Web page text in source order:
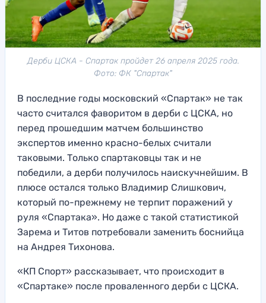
Дерби ЦСКА - Спартак пройдет 26 апреля 2025 года.
Фото: ФК "Спартак"
В последние годы московский «Спартак» не так
часто считался фаворитом в дерби с ЦСКА, но
перед прошедшим матчем большинство
экспертов именно красно-белых считали
таковыми. Только спартаковцы так и не
победили, а дерби получилось наискучнейшим. В
плюсе остался только Владимир Слишкович,
который по-прежнему не терпит поражений у
руля «Спартака». Но даже с такой статистикой
Зарема и Титов потребовали заменить боснийца
на Андрея Тихонова.
«КП Спорт» рассказывает, что происходит в
«Спартаке» после проваленного дерби с ЦСКА.